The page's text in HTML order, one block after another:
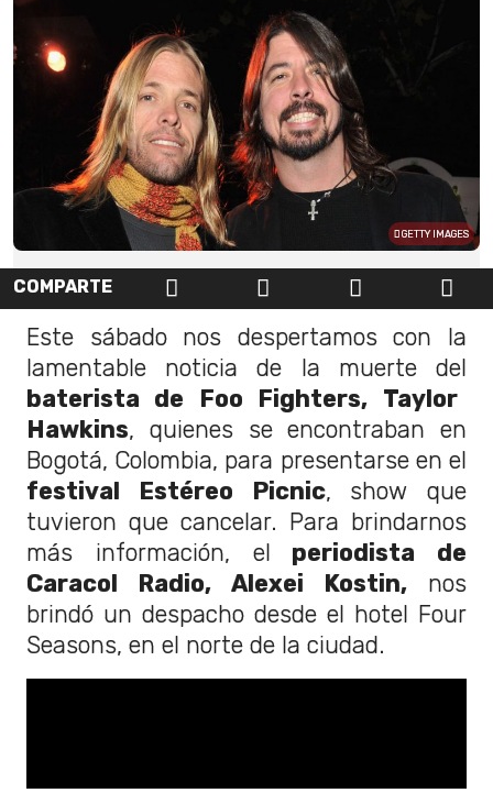
GETTY IMAGES
COMPARTE
Este sábado nos despertamos con la
lamentable noticia de la muerte del
baterista de Foo Fighters, Taylor
Hawkins, quienes se encontraban en
Bogotá, Colombia, para presentarse en el
festival Estéreo Picnic, show que
tuvieron que cancelar. Para brindarnos
más información, el periodista de
Caracol Radio, Alexei Kostin,nos
brindó un despacho desde el hotel Four
Seasons, en el norte de la ciudad.